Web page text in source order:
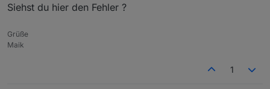
Siehst du hier den Fehler ?
Grüße
Maik
1